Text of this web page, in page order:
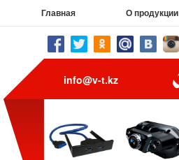
Главная О продукции
info@v-t.kz